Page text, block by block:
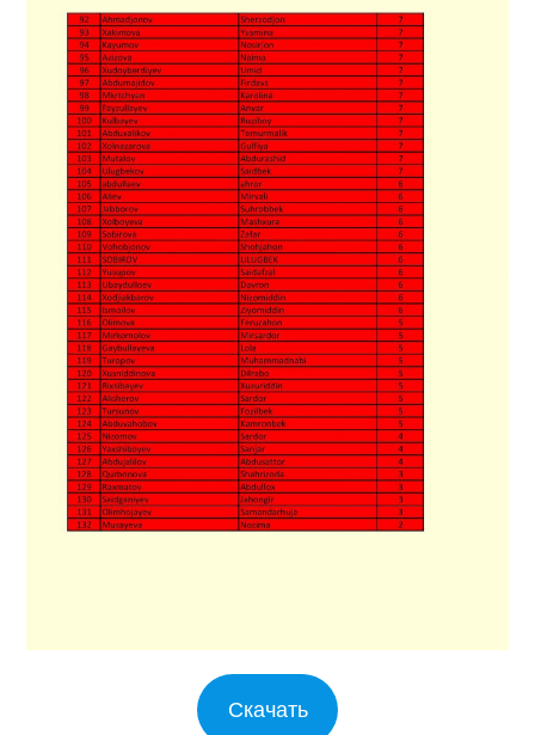
Скачать